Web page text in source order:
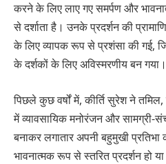
करने के लिए लाए गए समर्पण और
से दर्शाता है। उनके प्रदर्शन की
के लिए व्यापक रूप से प्रशंसा की गई,
के दर्शकों के लिए अविस्मरणीय बन गया।
पिछले कुछ वर्षों में, कीर्ति सुरेश ने
में व्यावसायिक मनोरंजन और सामग्री-
बनाकर लगातार अपनी बहुमुखी प्रतिभा
भावनात्मक रूप से स्तरित प्रदर्शन हो